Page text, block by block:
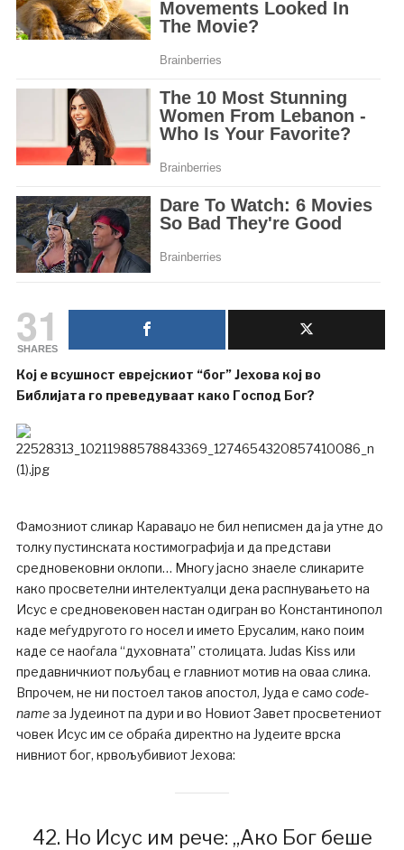
31
SHARES
Кој е всушност еврејскиот “бог” Јехова кој во
Библијата го преведуваат како Господ Бог?
Фамозниот сликар Караваџо не бил неписмен да ја утне до
толку пустинската костимографија и да представи
средновековни оклопи… Многу јасно знаеле сликарите
како просветелни интелектуалци дека распнувањето на
Исус е средновековен настан одигран во Константинопол
каде меѓудругото го носел и името Ерусалим, како поим
каде се наоѓала “духовната” столицата. Judas Kiss или
предавничкиот пољубац е главниот мотив на оваа слика.
Впрочем, не ни постоел таков апостол, Јуда е само code-
nameза Јудеинот па дури и во Новиот Завет просветениот
човек Исус им се обраќа директно на Јудеите врска
нивниот бог, крвољубивиот Јехова:
42. Но Исус им рече: „Ако Бог беше